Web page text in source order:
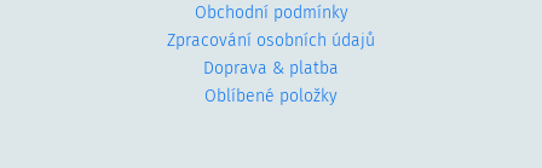
Obchodní podmínky
Zpracování osobních údajů
Doprava & platba
Oblíbené položky